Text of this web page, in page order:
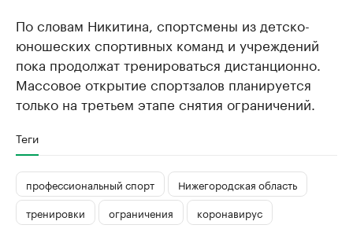
По словам Никитина, спортсмены из детско-
юношеских спортивных команд и учреждений
пока продолжат тренироваться дистанционно.
Массовое открытие спортзалов планируется
только на третьем этапе снятия ограничений.
Теги
профессиональный спорт
Нижегородская область
тренировки
ограничения коронавирус